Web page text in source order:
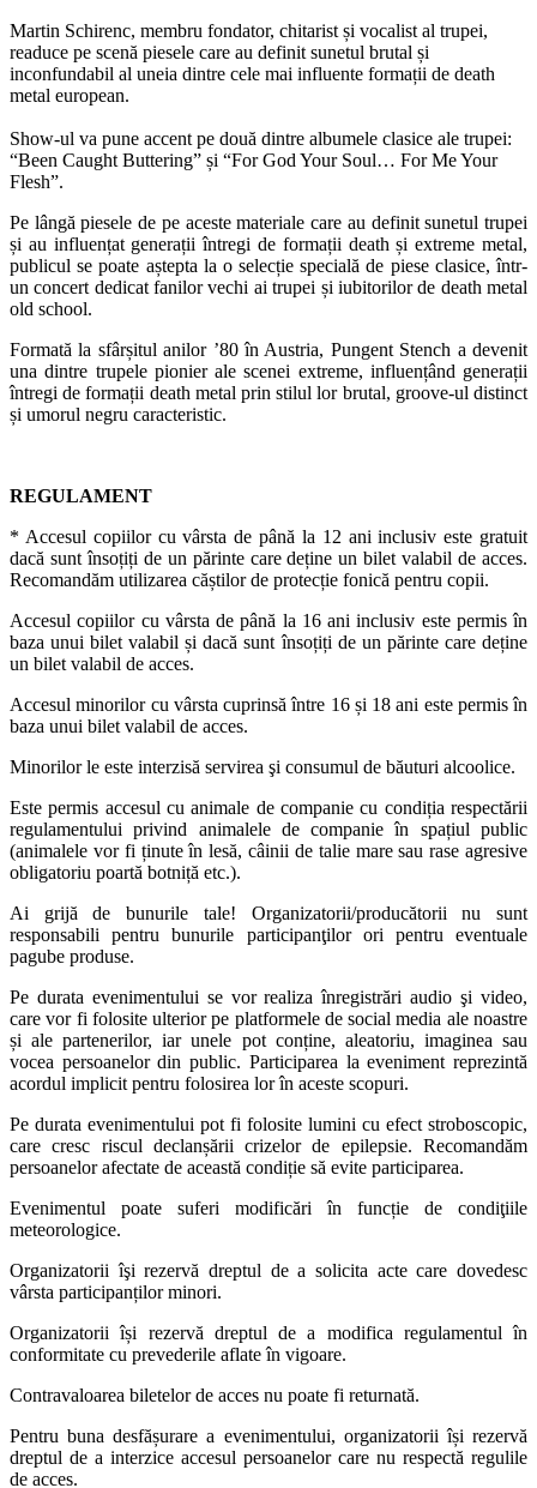
Martin Schirenc, membru fondator, chitarist și vocalist al trupei,
readuce pe scenă piesele care au definit sunetul brutal și
inconfundabil al uneia dintre cele mai influente formații de death
metal european.
Show-ul va pune accent pe două dintre albumele clasice ale trupei:
“Been Caught Buttering” și “For God Your Soul… For Me Your
Flesh”.
Pe lângă piesele de pe aceste materiale care au definit sunetul trupei
și au influențat generații întregi de formații death și extreme metal,
publicul se poate aștepta la o selecție specială de piese clasice, într-
un concert dedicat fanilor vechi ai trupei și iubitorilor de death metal
old school.
Formată la sfârșitul anilor ’80 în Austria, Pungent Stench a devenit
una dintre trupele pionier ale scenei extreme, influențând generații
întregi de formații death metal prin stilul lor brutal, groove-ul distinct
și umorul negru caracteristic.
REGULAMENT
* Accesul copiilor cu vârsta de până la 12 ani inclusiv este gratuit
dacă sunt însoțiți de un părinte care deține un bilet valabil de acces.
Recomandăm utilizarea căștilor de protecție fonică pentru copii.
Accesul copiilor cu vârsta de până la 16 ani inclusiv este permis în
baza unui bilet valabil și dacă sunt însoțiți de un părinte care deține
un bilet valabil de acces.
Accesul minorilor cu vârsta cuprinsă între 16 și 18 ani este permis în
baza unui bilet valabil de acces.
Minorilor le este interzisă servirea şi consumul de băuturi alcoolice.
Este permis accesul cu animale de companie cu condiția respectării
regulamentului privind animalele de companie în spațiul public
(animalele vor fi ținute în lesă, câinii de talie mare sau rase agresive
obligatoriu poartă botniță etc.).
Ai grijă de bunurile tale! Organizatorii/producătorii nu sunt
responsabili pentru bunurile participanţilor ori pentru eventuale
pagube produse.
Pe durata evenimentului se vor realiza înregistrări audio şi video,
care vor fi folosite ulterior pe platformele de social media ale noastre
și ale partenerilor, iar unele pot conține, aleatoriu, imaginea sau
vocea persoanelor din public. Participarea la eveniment reprezintă
acordul implicit pentru folosirea lor în aceste scopuri.
Pe durata evenimentului pot fi folosite lumini cu efect stroboscopic,
care cresc riscul declanșării crizelor de epilepsie. Recomandăm
persoanelor afectate de această condiție să evite participarea.
Evenimentul poate suferi modificări în funcție de condiţiile
meteorologice.
Organizatorii îşi rezervă dreptul de a solicita acte care dovedesc
vârsta participanților minori.
Organizatorii își rezervă dreptul de a modifica regulamentul în
conformitate cu prevederile aflate în vigoare.
Contravaloarea biletelor de acces nu poate fi returnată.
Pentru buna desfășurare a evenimentului, organizatorii își rezervă
dreptul de a interzice accesul persoanelor care nu respectă regulile
de acces.